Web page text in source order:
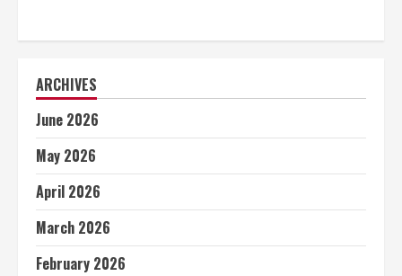
ARCHIVES
June 2026
May 2026
April 2026
March 2026
February 2026